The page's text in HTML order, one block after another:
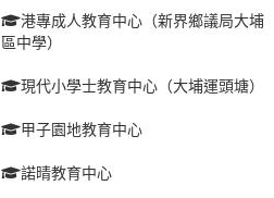
港專成人教育中心（新界鄉議局大埔
區中學）
現代小學士教育中心（大埔運頭塘）
甲子園地教育中心
諾晴教育中心